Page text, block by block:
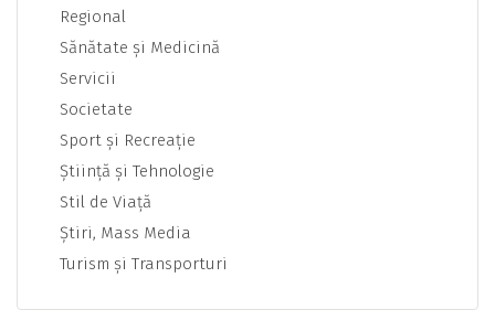
Regional
Sănătate şi Medicină
Servicii
Societate
Sport şi Recreaţie
Ştiinţă şi Tehnologie
Stil de Viaţă
Ştiri, Mass Media
Turism şi Transporturi